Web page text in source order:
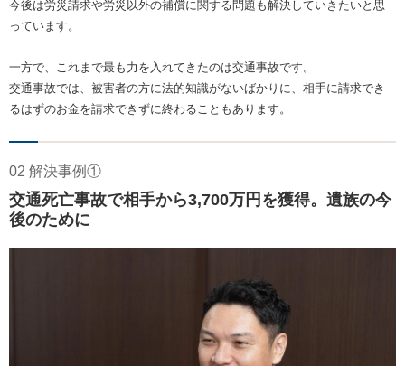
今後は労災請求や労災以外の補償に関する問題も解決していきたいと思
っています。
一方で、これまで最も力を入れてきたのは交通事故です。
交通事故では、被害者の方に法的知識がないばかりに、相手に請求でき
るはずのお金を請求できずに終わることもあります。
02 解決事例①
交通死亡事故で相手から3,700万円を獲得。遺族の今
後のために